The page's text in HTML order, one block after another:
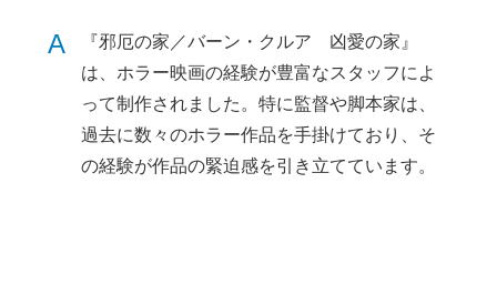
A
『邪厄の家／バーン・クルア 凶愛の家』
は、ホラー映画の経験が豊富なスタッフによ
って制作されました。特に監督や脚本家は、
過去に数々のホラー作品を手掛けており、そ
の経験が作品の緊迫感を引き立てています。